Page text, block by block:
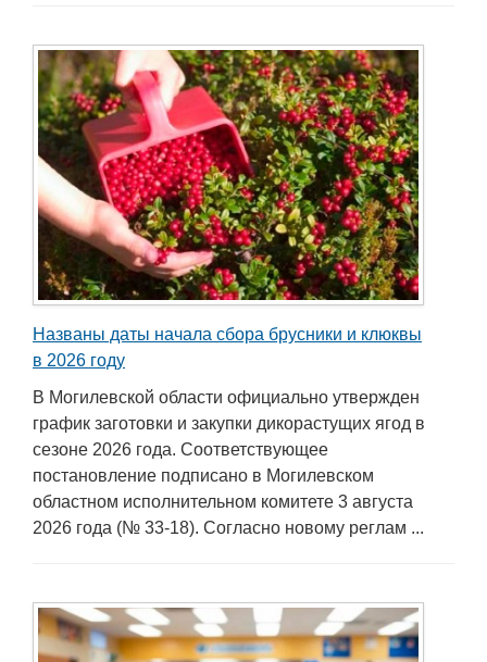
Названы даты начала сбора брусники и клюквы
в 2026 году
В Могилевской области официально утвержден
график заготовки и закупки дикорастущих ягод в
сезоне 2026 года. Соответствующее
постановление подписано в Могилевском
областном исполнительном комитете 3 августа
2026 года (№ 33-18). Согласно новому реглам ...